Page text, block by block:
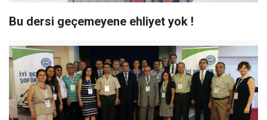
Bu dersi geçemeyene ehliyet yok !